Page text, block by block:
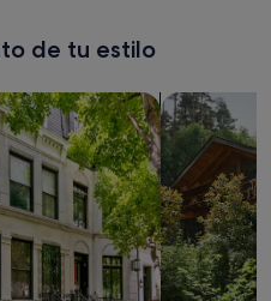
a
pie
de tu estilo
apartamentos Buscar